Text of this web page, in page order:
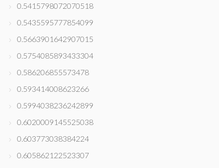
0.5415798072070518
0.5435595777854099
0.5663901642907015
0.5754085893433304
0.586206855573478
0.593414008623266
0.5994038236242899
0.6020009145525038
0.603773038384224
0.605862122523307